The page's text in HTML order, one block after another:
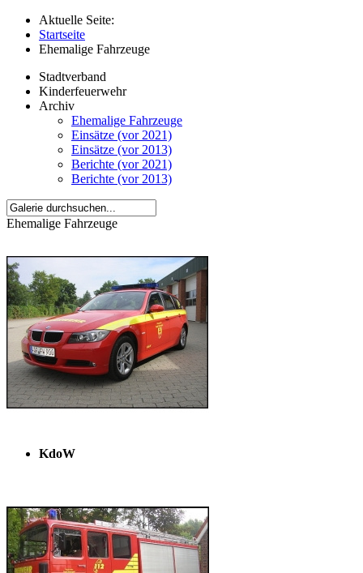
Aktuelle Seite:
Startseite
Ehemalige Fahrzeuge
Stadtverband
Kinderfeuerwehr
Archiv
Ehemalige Fahrzeuge
Einsätze (vor 2021)
Einsätze (vor 2013)
Berichte (vor 2021)
Berichte (vor 2013)
Ehemalige Fahrzeuge
KdoW